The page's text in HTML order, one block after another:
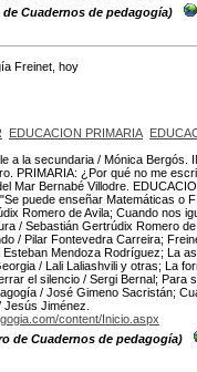
de Cuadernos de pedagogía)
Freinet, hoy
EDUCACION PRIMARIA
a la secundaria / Mónica Bergós.
PRIMARIA: ¿Por qué no me
Mar Bernabé Villodre.
puede enseñar Matemáticas o
Romero de Avila; Cuando nos
/ Sebastián Gertrúdix Romero
/ Pilar Fontevedra Carreira;
Mendoza Rodríguez; La
/ Lali Laliashvili y otras; La
el silencio / Sergi Bernal;
/ José Gimeno Sacristán;
Jiménez.
content/Inicio.aspx
de Cuadernos de pedagogía)